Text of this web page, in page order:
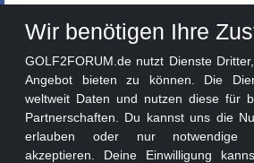
Auto-Showroom
Golf 2 Lackcodes
Sonderversionen
Sonstige Marken
Wir benötigen Ihre
GOLF2FORUM.de nutzt Dienste
Angebot bieten zu können. Die
weltweit Daten und nutzen diese für
Partnerschaften. Du kannst uns die
erlauben oder nur notwendige
akzeptieren. Deine Einwilligung